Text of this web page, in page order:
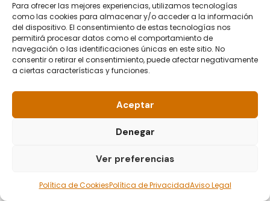
Para ofrecer las mejores experiencias, utilizamos tecnologías
como las cookies para almacenar y/o acceder a la información
del dispositivo. El consentimiento de estas tecnologías nos
permitirá procesar datos como el comportamiento de
navegación o las identificaciones únicas en este sitio. No
consentir o retirar el consentimiento, puede afectar negativamente
a ciertas características y funciones.
Aceptar
Denegar
Ver preferencias
Política de CookiesPolítica de PrivacidadAviso Legal
Aviso Legal
Política de Privacidad
Política de Cookies
Información de contacto
Dirección: Arrupe Etxea C/ Padre Lojendio, 2 - 1º Derecha
- 48008 BILBAO
Teléfono: 944.465.992
Correo electrónico: info@fundacionellacuria.org